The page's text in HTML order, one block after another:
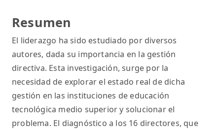
Resumen
El liderazgo ha sido estudiado por diversos
autores, dada su importancia en la gestión
directiva. Esta investigación, surge por la
necesidad de explorar el estado real de dicha
gestión en las instituciones de educación
tecnológica medio superior y solucionar el
problema. El diagnóstico a los 16 directores, que